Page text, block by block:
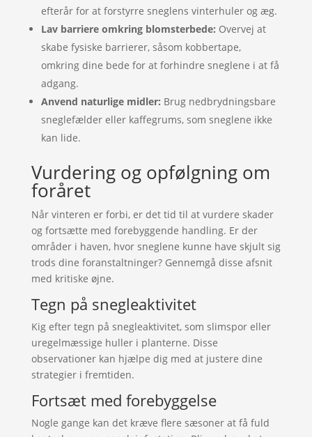
efterår for at forstyrre sneglens vinterhuler og æg.
Lav barriere omkring blomsterbede: Overvej at
skabe fysiske barrierer, såsom kobbertape,
omkring dine bede for at forhindre sneglene i at få
adgang.
Anvend naturlige midler: Brug nedbrydningsbare
sneglefælder eller kaffegrums, som sneglene ikke
kan lide.
Vurdering og opfølgning om
foråret
Når vinteren er forbi, er det tid til at vurdere skader
og fortsætte med forebyggende handling. Er der
områder i haven, hvor sneglene kunne have skjult sig
trods dine foranstaltninger? Gennemgå disse afsnit
med kritiske øjne.
Tegn på snegleaktivitet
Kig efter tegn på snegleaktivitet, som slimspor eller
uregelmæssige huller i planterne. Disse
observationer kan hjælpe dig med at justere dine
strategier i fremtiden.
Fortsæt med forebyggelse
Nogle gange kan det kræve flere sæsoner at få fuld